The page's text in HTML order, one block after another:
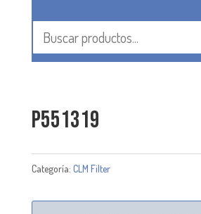
P551319
Categoría: CLM Filter